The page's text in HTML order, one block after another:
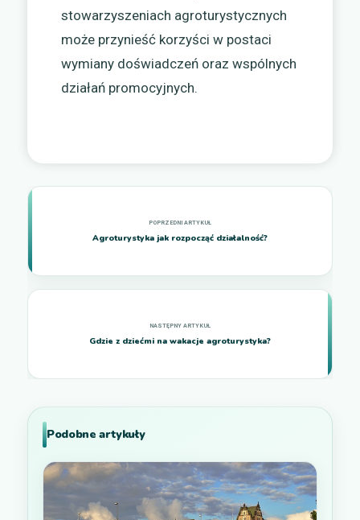
stowarzyszeniach agroturystycznych
może przynieść korzyści w postaci
wymiany doświadczeń oraz wspólnych
działań promocyjnych.
Agroturystyka jak rozpocząć działalność?
Gdzie z dziećmi na wakacje agroturystyka?
Podobne artykuły